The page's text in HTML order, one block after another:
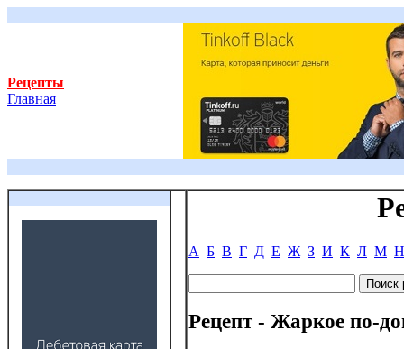
Рецепты
Главная
А Б В Г Д Е Ж З И К Л М Н
Рецепт - Жаркое по-